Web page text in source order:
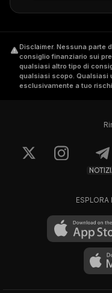
Disclaimer. Nessuna parte
consiglio finanziario sui
qualsiasi altro tipo di
qualsiasi scopo. Qualsiasi
esclusivamente a tuo